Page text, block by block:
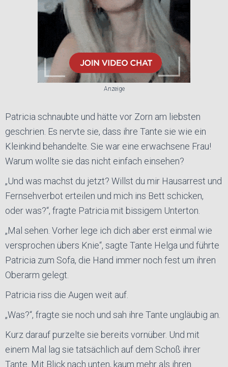
Anzeige
Patricia schnaubte und hätte vor Zorn am liebsten
geschrien. Es nervte sie, dass ihre Tante sie wie ein
Kleinkind behandelte. Sie war eine erwachsene Frau!
Warum wollte sie das nicht einfach einsehen?
„Und was machst du jetzt? Willst du mir Hausarrest und
Fernsehverbot erteilen und mich ins Bett schicken,
oder was?“, fragte Patricia mit bissigem Unterton.
„Mal sehen. Vorher lege ich dich aber erst einmal wie
versprochen übers Knie“, sagte Tante Helga und führte
Patricia zum Sofa, die Hand immer noch fest um ihren
Oberarm gelegt.
Patricia riss die Augen weit auf.
„Was?“, fragte sie noch und sah ihre Tante ungläubig an.
Kurz darauf purzelte sie bereits vornüber. Und mit
einem Mal lag sie tatsächlich auf dem Schoß ihrer
Tante. Mit Blick nach unten, kaum mehr als ihren